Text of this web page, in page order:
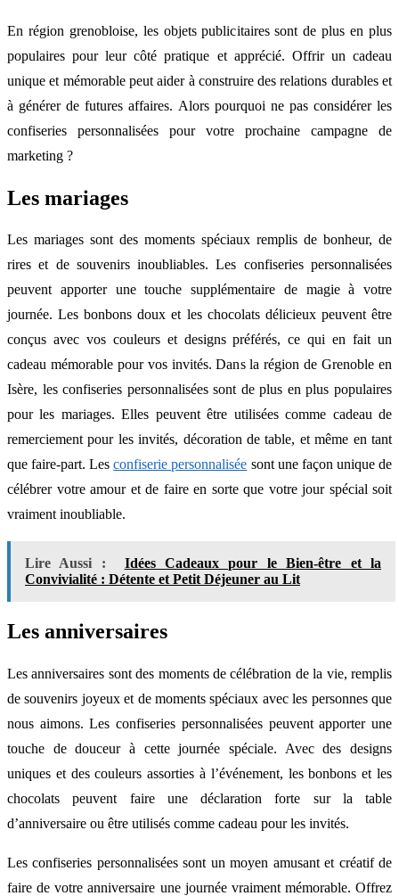
En région grenobloise, les objets publicitaires sont de plus en plus
populaires pour leur côté pratique et apprécié. Offrir un cadeau
unique et mémorable peut aider à construire des relations durables et
à générer de futures affaires. Alors pourquoi ne pas considérer les
confiseries personnalisées pour votre prochaine campagne de
marketing ?
Les mariages
Les mariages sont des moments spéciaux remplis de bonheur, de
rires et de souvenirs inoubliables. Les confiseries personnalisées
peuvent apporter une touche supplémentaire de magie à votre
journée. Les bonbons doux et les chocolats délicieux peuvent être
conçus avec vos couleurs et designs préférés, ce qui en fait un
cadeau mémorable pour vos invités. Dans la région de Grenoble en
Isère, les confiseries personnalisées sont de plus en plus populaires
pour les mariages. Elles peuvent être utilisées comme cadeau de
remerciement pour les invités, décoration de table, et même en tant
que faire-part. Lesconfiserie personnalisée sont une façon unique de
célébrer votre amour et de faire en sorte que votre jour spécial soit
vraiment inoubliable.
Lire Aussi :
Idées Cadeaux pour le Bien-être et la
Convivialité : Détente et Petit Déjeuner au Lit
Les anniversaires
Les anniversaires sont des moments de célébration de la vie, remplis
de souvenirs joyeux et de moments spéciaux avec les personnes que
nous aimons. Les confiseries personnalisées peuvent apporter une
touche de douceur à cette journée spéciale. Avec des designs
uniques et des couleurs assorties à l’événement, les bonbons et les
chocolats peuvent faire une déclaration forte sur la table
d’anniversaire ou être utilisés comme cadeau pour les invités.
Les confiseries personnalisées sont un moyen amusant et créatif de
faire de votre anniversaire une journée vraiment mémorable. Offrez